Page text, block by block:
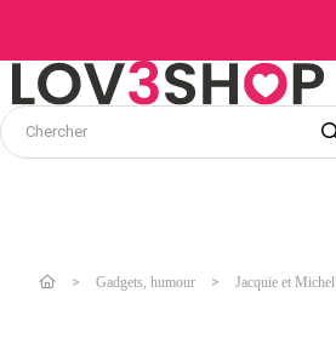
Gadgets, humour Jacquie et Michel